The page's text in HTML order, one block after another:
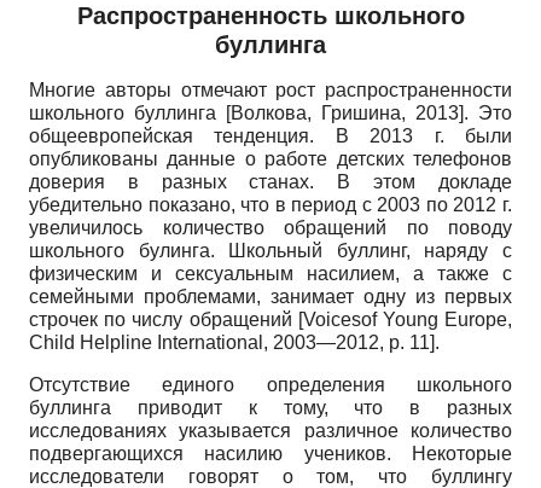
Распространенность школьного
буллинга
Многие авторы отмечают рост распространенности
школьного буллин­га [Волкова, Гришина, 2013]. Это
общеевропейская тенденция. В 2013 г. были
опубликованы данные о работе детских телефонов
доверия в разных станах. В этом докладе
убедительно показано, что в период с 2003 по 2012 г.
увеличилось количество обращений по поводу
школьного булинга. Школьный буллинг, наряду с
физическим и сексуальным насилием, а также с
семейными проблемами, занимает одну из первых
строчек по числу обращений [Voicesof Young Europe,
Child Helpline International , 2003—2012, p. 11].
Отсутствие единого определения школьного
буллинга приводит к тому, что в разных
исследованиях указывается различное количество
подвергающихся насилию учеников. Некоторые
исследователи говорят о том, что буллингу